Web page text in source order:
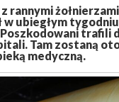
rannymi
w ubiegłym
Poszkodowani trafili
Tam zostaną
medyczną.